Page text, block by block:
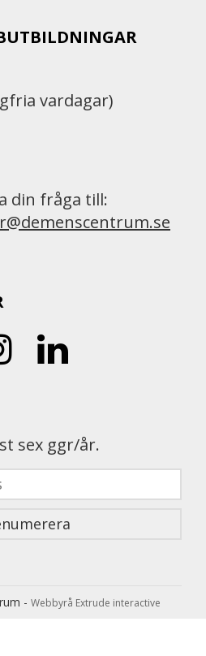
vardagar)
din fråga till:
sex ggr/år.
- Webbyrå Extrude interactive